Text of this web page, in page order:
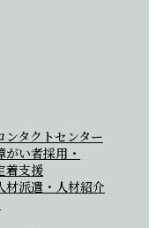
ンタクトセンター
がい者採用・
着支援
材派遣・人材紹介